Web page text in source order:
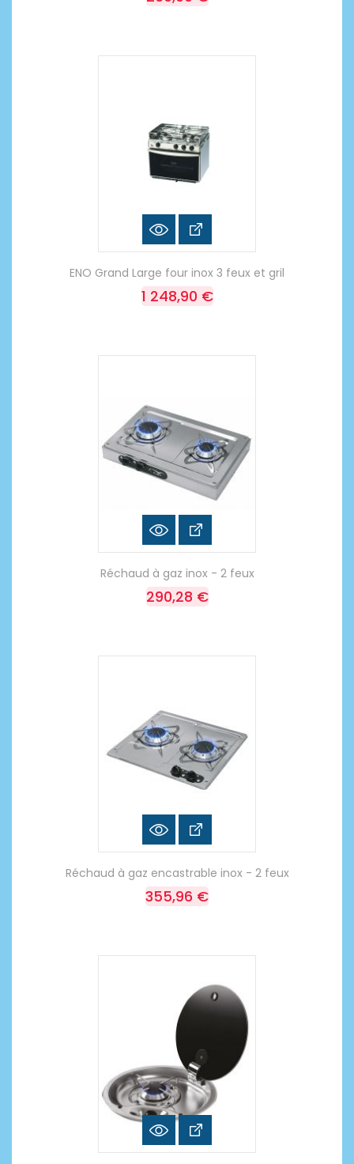
ENO Grand Large four inox 3 feux et gril
1 248,90 €
Réchaud à gaz inox - 2 feux
290,28 €
Réchaud à gaz encastrable inox - 2 feux
355,96 €